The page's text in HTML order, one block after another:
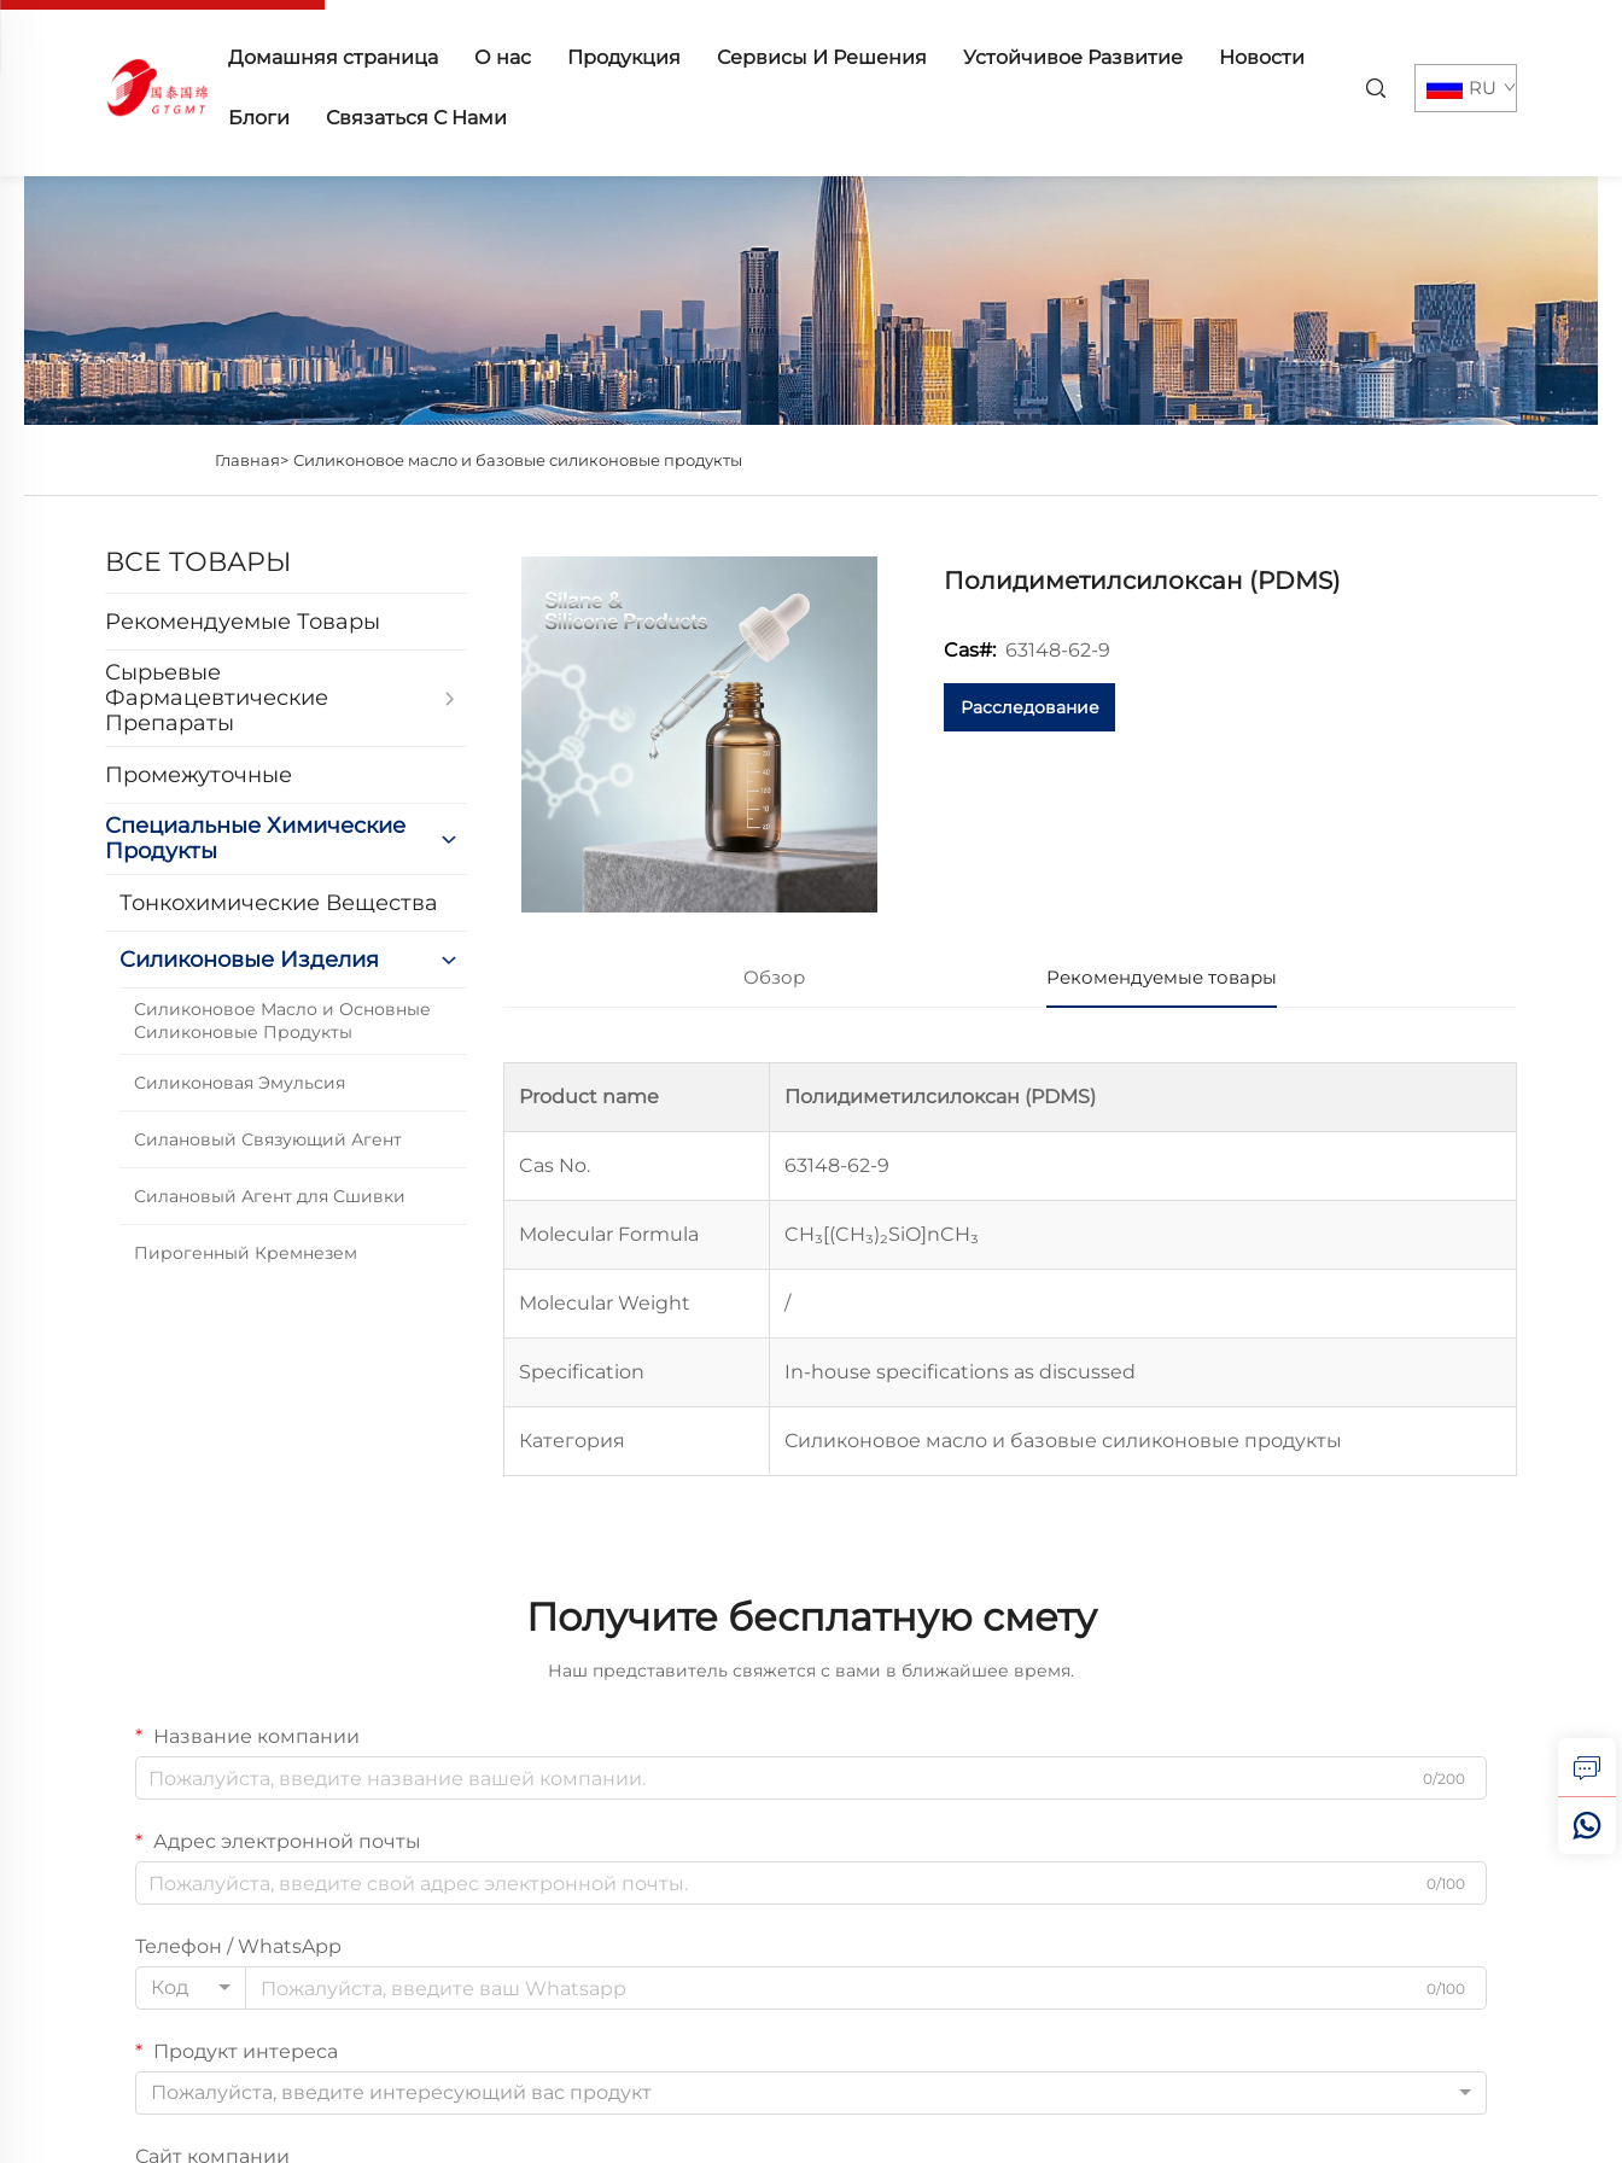
Домашняя страница О нас Продукция Сервисы И Решения Устойчивое Развитие Новости
Блоги Связаться С Нами
RU
Главная> Силиконовое масло и базовые силиконовые продукты
ВСЕ ТОВАРЫ
Рекомендуемые Товары
Сырьевые
Фармацевтические
Препараты
Промежуточные
Специальные Химические
Продукты
Тонкохимические Вещества
Силиконовые Изделия
Силиконовое Масло и Основные
Силиконовые Продукты
Силиконовая Эмульсия
Силановый Связующий Агент
Силановый Агент для Сшивки
Пирогенный Кремнезем
Полидиметилсилоксан (PDMS)
Cas#: 63148-62-9
Расследование
Обзор Рекомендуемые товары
Product name Полидиметилсилоксан (PDMS)
Cas No. 63148-62-9
Molecular Formula CH₃[(CH₃)₂SiO]nCH₃
Molecular Weight /
Specification In-house specifications as discussed
Категория Силиконовое масло и базовые силиконовые продукты
Получите бесплатную смету
Наш представитель свяжется с вами в ближайшее время.
Название компании
0/200
Адрес электронной почты
0/100
Телефон / WhatsApp
Код
0/100
Продукт интереса
Пожалуйста, введите интересующий вас продукт
Сайт компании